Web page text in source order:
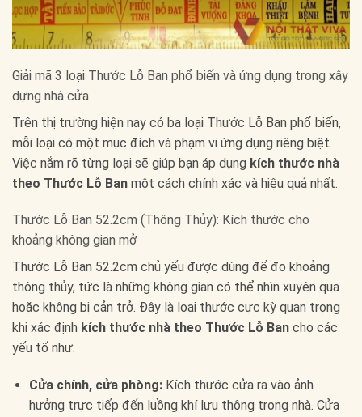
Giải mã 3 loại Thước Lỗ Ban phổ biến và ứng dụng trong xây
dựng nhà cửa
Trên thị trường hiện nay có ba loại Thước Lỗ Ban phổ biến,
mỗi loại có một mục đích và phạm vi ứng dụng riêng biệt.
Việc nắm rõ từng loại sẽ giúp bạn áp dụng kích thước nhà
theo Thước Lỗ Ban một cách chính xác và hiệu quả nhất.
Thước Lỗ Ban 52.2cm (Thông Thủy): Kích thước cho
khoảng không gian mở
Thước Lỗ Ban 52.2cm chủ yếu được dùng để đo khoảng
thông thủy, tức là những không gian có thể nhìn xuyên qua
hoặc không bị cản trở. Đây là loại thước cực kỳ quan trọng
khi xác định kích thước nhà theo Thước Lỗ Ban cho các
yếu tố như:
Cửa chính, cửa phòng:Kích thước cửa ra vào ảnh
hưởng trực tiếp đến luồng khí lưu thông trong nhà. Cửa